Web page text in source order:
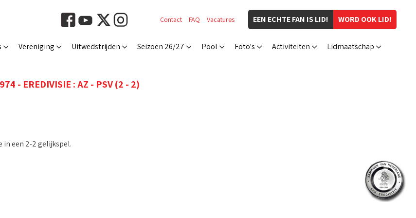
WORD OOK LID!
EEN ECHTE FAN IS LID!
Contact FAQ Vacatures
Vereniging Uitwedstrijden Seizoen 26/27 Pool Foto's Activiteiten Lidmaatschap
- EREDIVISIE : AZ - PSV (2 - 2)
in een 2-2 gelijkspel.